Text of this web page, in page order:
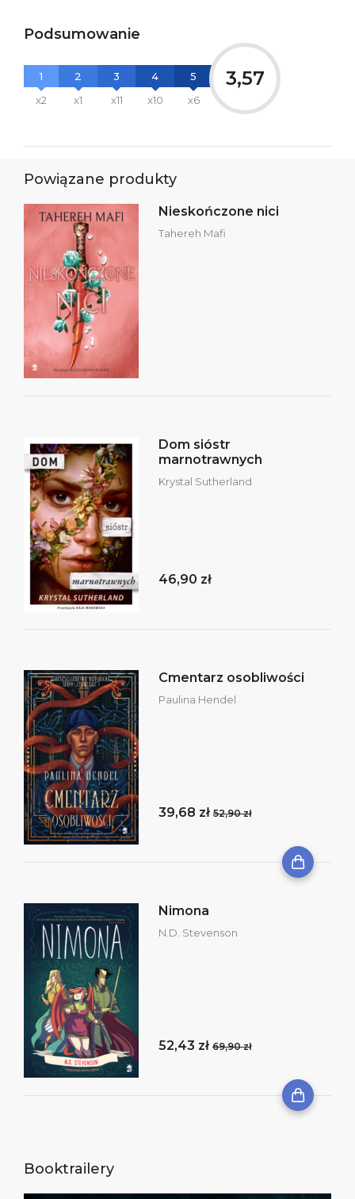
Podsumowanie
1
x2
2
x1
3
x11
4
x10
5
x6
3,57
Powiązane produkty
Nieskończone nici
Tahereh Mafi
Dom sióstr
marnotrawnych
Krystal Sutherland
46,90 zł
Cmentarz osobliwości
Paulina Hendel
39,68 zł 52,90 zł
Nimona
N.D. Stevenson
52,43 zł 69,90 zł
Booktrailery